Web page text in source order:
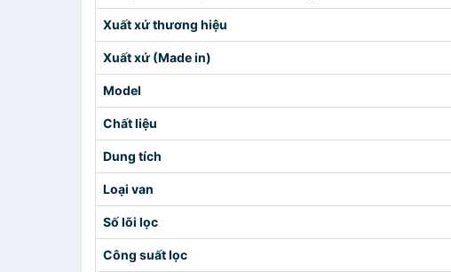
Xuất xứ thương hiệu
Xuất xứ (Made in)
Model
Chất liệu
Dung tích
Loại van
Số lõi lọc
Công suất lọc